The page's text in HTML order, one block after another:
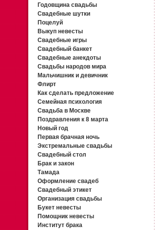
Годовщина свадьбы
Свадебные шутки
Поцелуй
Выкуп невесты
Свадебные игры
Свадебный банкет
Свадебные анекдоты
Свадьбы народов мира
Мальчишник и девичник
Флирт
Как сделать предложение
Семейная психология
Свадьба в Москве
Поздравления к 8 марта
Новый год
Первая брачная ночь
Экстремальные свадьбы
Свадебный стол
Брак и закон
Тамада
Оформление свадеб
Свадебный этикет
Организация свадьбы
Букет невесты
Помощник невесты
Институт брака